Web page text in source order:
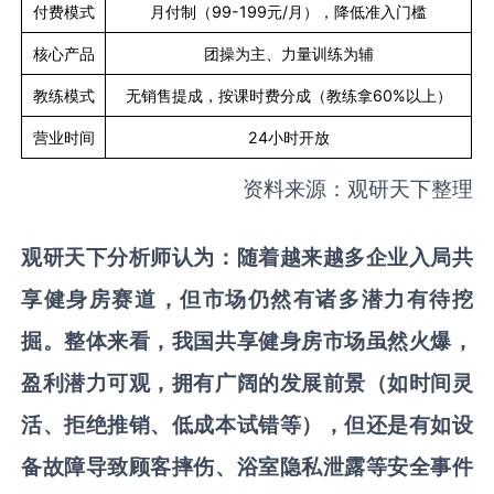
付费模式 月付制（99-199元/月），降低准入门槛
核心产品 团操为主、力量训练为辅
教练模式 无销售提成，按课时费分成（教练拿60%以上）
营业时间 24小时开放
资料来源：观研天下整理
观研天下分析师认为：随着越来越多企业入局共
享健身房赛道，但市场仍然有诸多潜力有待挖
掘。整体来看，我国共享健身房市场虽然火爆，
盈利潜力可观，拥有广阔的发展前景（如时间灵
活、拒绝推销、低成本试错等），但还是有如设
备故障导致顾客摔伤、浴室隐私泄露等安全事件